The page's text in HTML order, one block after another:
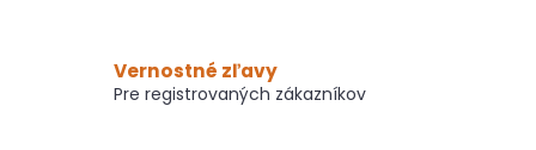
Vernostné zľavy
Pre registrovaných zákazníkov